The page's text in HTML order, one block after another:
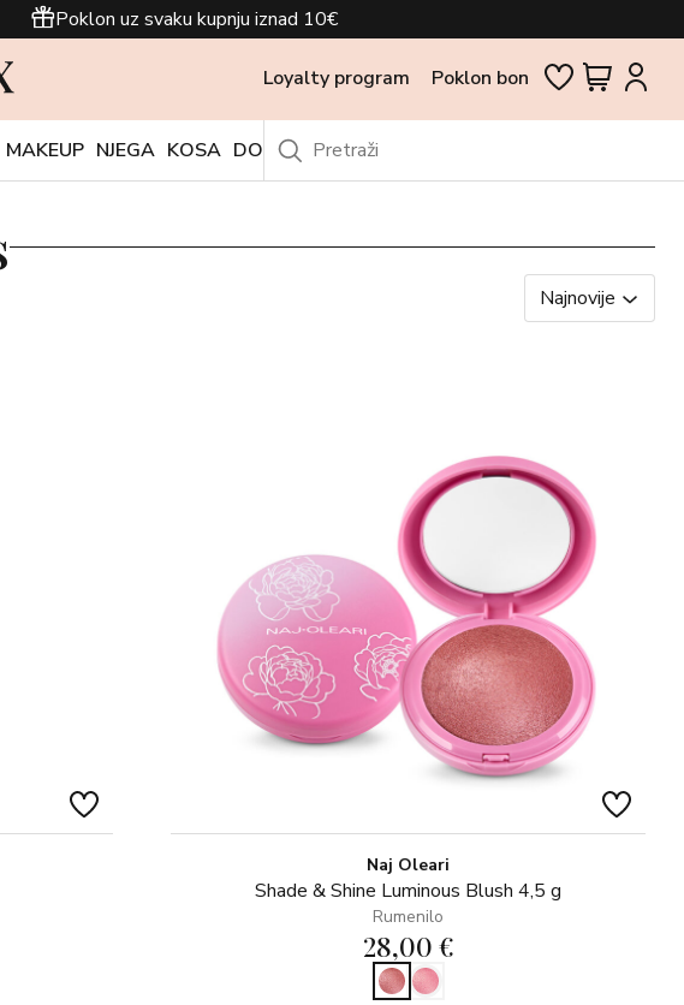
Poklon uz svaku kupnju iznad 10€
Loyalty program Poklon bon
MAKEUP NJEGA KOSA DODACI OUTLET
Najnovije
Naj Oleari
Shade & Shine Luminous Blush 4,5 g
Rumenilo
28,00 €